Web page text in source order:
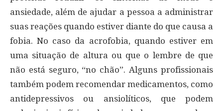
ansiedade, além de ajudar a pessoa a administrar
suas reações quando estiver diante do que causa a
fobia. No caso da acrofobia, quando estiver em
uma situação de altura ou que o lembre de que
não está seguro, “no chão”. Alguns profissionais
também podem recomendar medicamentos, como
antidepressivos ou ansiolíticos, que podem